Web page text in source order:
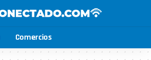
Comercios